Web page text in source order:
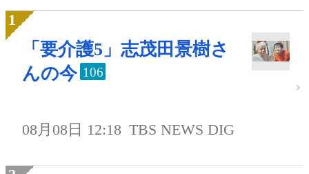
「要介護5」志茂田景樹さ
んの今 106
08月08日 12:18 TBS NEWS DIG